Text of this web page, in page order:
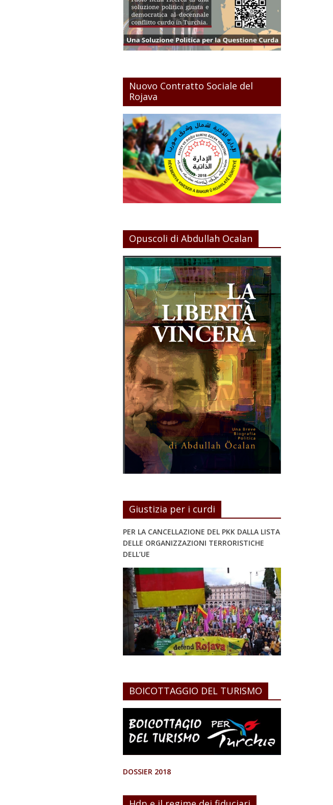
Nuovo Contratto Sociale del
Rojava
Opuscoli di Abdullah Ocalan
Giustizia per i curdi
PER LA CANCELLAZIONE DEL PKK DALLA LISTA
DELLE ORGANIZZAZIONI TERRORISTICHE
DELL’UE
BOICOTTAGGIO DEL TURISMO
DOSSIER 2018